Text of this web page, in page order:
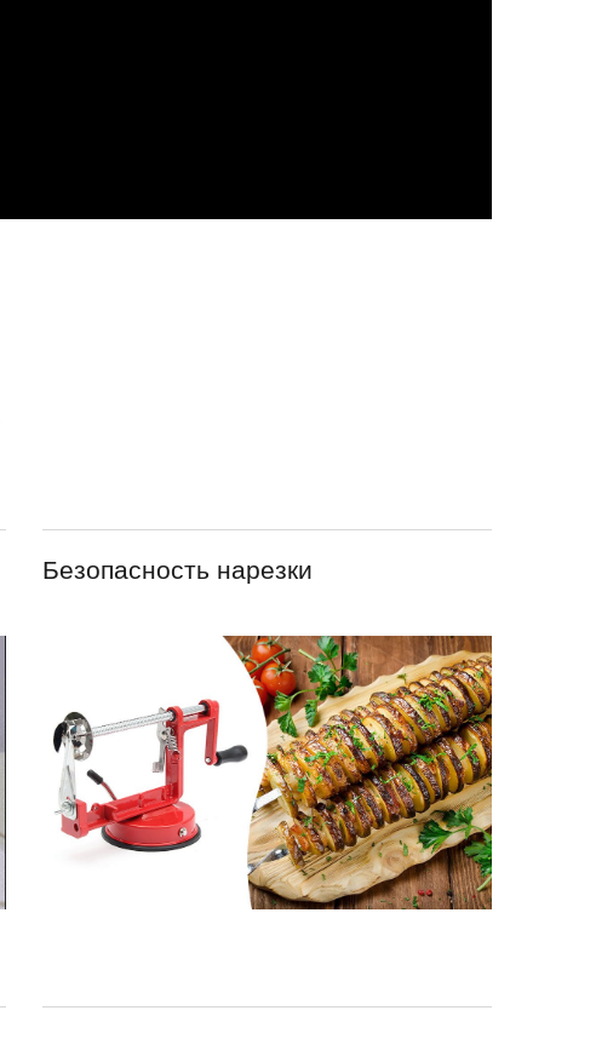
Безопасность нарезки